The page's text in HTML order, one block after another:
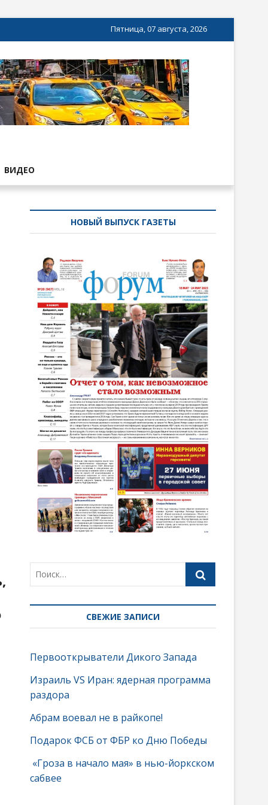
Пятница, 07 августа, 2026
ВИДЕО
НОВЫЙ ВЫПУСК ГАЗЕТЫ
СВЕЖИЕ ЗАПИСИ
Первооткрыватели Дикого Запада
Израиль VS Иран: ядерная программа
раздора
Абрам воевал не в райкопе!
Подарок ФСБ от ФБР ко Дню Победы
«Гроза в начало мая» в нью-йоркском
сабвее